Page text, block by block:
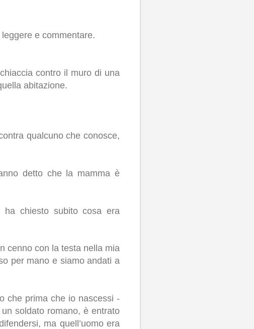
e commentare.
contro il muro di una
abitazione.
qualcuno che conosce,
detto che la mamma è
ha chiesto subito cosa era
cenno con la testa nella mia
per mano e siamo andati a
che prima che io nascessi -
soldato romano, è entrato
ma quell’uomo era